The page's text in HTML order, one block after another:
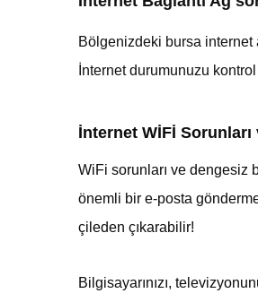
Bölgenizdeki bursa internet
İnternet durumunuzu
İnternet WİFİ
WiFi sorunları ve dengesiz
önemli bir e-posta
çileden çıkarabilir!
Bilgisayarınızı,